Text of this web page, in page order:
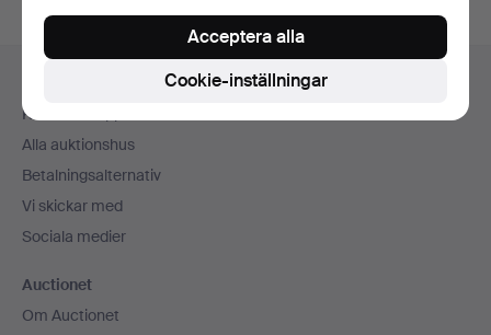
Sidfotsnavigation
Kontakta support
Alla auktionshus
Betalningsalternativ
Vi skickar med
Sociala medier
Auctionet
Om Auctionet
Cookie-inställningar
Acceptera alla